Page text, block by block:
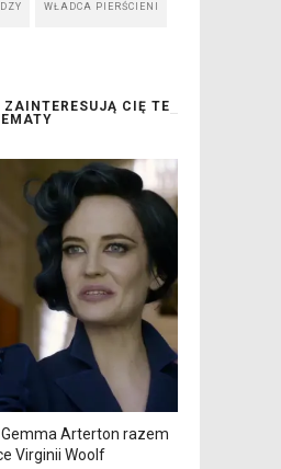
WŁADCA PIERŚCIENI
ZAINTERESUJĄ CIĘ TE
Gemma Arterton razem
Virginii Woolf